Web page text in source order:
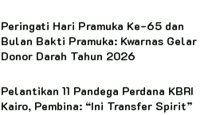
Peringati Hari Pramuka Ke-65 dan
Bulan Bakti Pramuka: Kwarnas Gelar
Donor Darah Tahun 2026
Pelantikan 11 Pandega Perdana KBRI
Kairo, Pembina: “Ini Transfer Spirit”